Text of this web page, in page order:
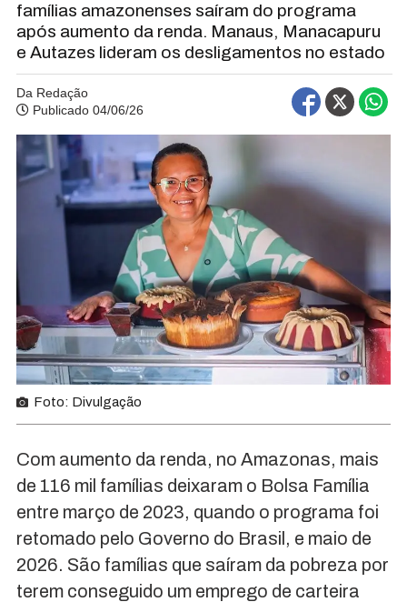
famílias amazonenses saíram do programa
após aumento da renda. Manaus, Manacapuru
e Autazes lideram os desligamentos no estado
Da Redação
Publicado 04/06/26
Foto: Divulgação
Com aumento da renda, no Amazonas, mais
de 116 mil famílias deixaram o Bolsa Família
entre março de 2023, quando o programa foi
retomado pelo Governo do Brasil, e maio de
2026. São famílias que saíram da pobreza por
terem conseguido um emprego de carteira